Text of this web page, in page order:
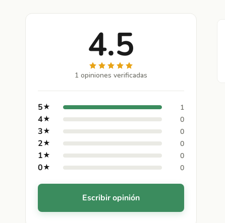
4.5
1 opiniones verificadas
5★ 1
4★ 0
3★ 0
2★ 0
1★ 0
0★ 0
Escribir opinión